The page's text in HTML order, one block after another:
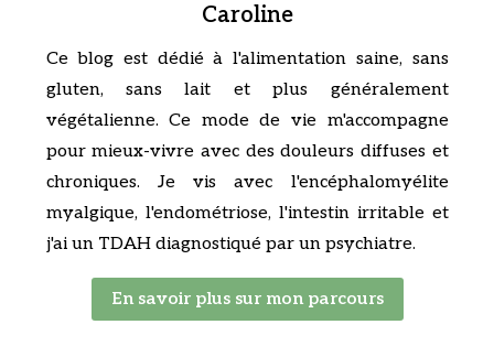
Caroline
Ce blog est dédié à l'alimentation saine, sans
gluten, sans lait et plus généralement
végétalienne. Ce mode de vie m'accompagne
pour mieux-vivre avec des douleurs diffuses et
chroniques. Je vis avec l'encéphalomyélite
myalgique, l'endométriose, l'intestin irritable et
j'ai un TDAH diagnostiqué par un psychiatre.
En savoir plus sur mon parcours